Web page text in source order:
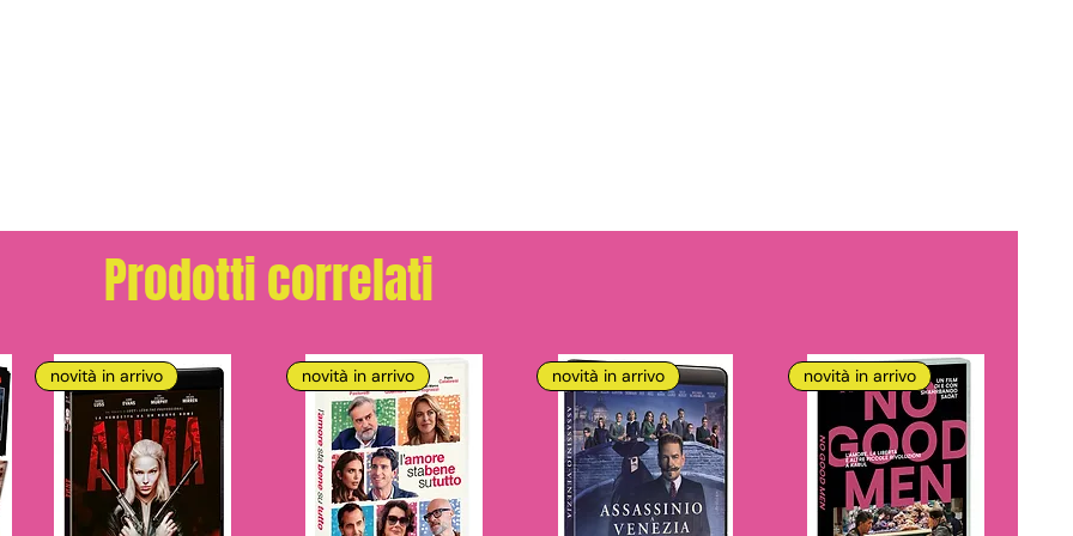
Prodotti correlati
novità in arrivo novità in arrivo novità in arrivo novità in arrivo